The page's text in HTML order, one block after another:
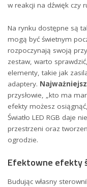
w reakcji na dźwięk czy
Na‍ rynku dostępne są
mogą być świetnym⁣
rozpoczynają swoją
zestaw, warto
elementy, takie⁢ jak⁣
‍adaptery.​
przysłowie, „kto ma
efekty możesz
Światło LED⁢ RGB daje
przestrzeni oraz
ogrodzie.
Efektowne efekty
Budując własny